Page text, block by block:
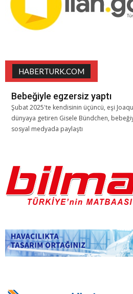
HABERTURK.COM
Bebeğiyle egzersiz yaptı
Şubat 2025'te kendisinin üçüncü, eşi
dünyaya getiren Gisele Bündchen,
sosyal medyada paylaştı